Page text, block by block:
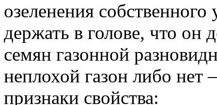
озеленения
держать в голове, что он
семян газонной
неплохой газон либо нет
признаки свойства: